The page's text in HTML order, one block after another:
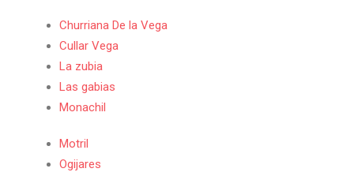
Churriana De la Vega
Cullar Vega
La zubia
Las gabias
Monachil
Motril
Ogijares